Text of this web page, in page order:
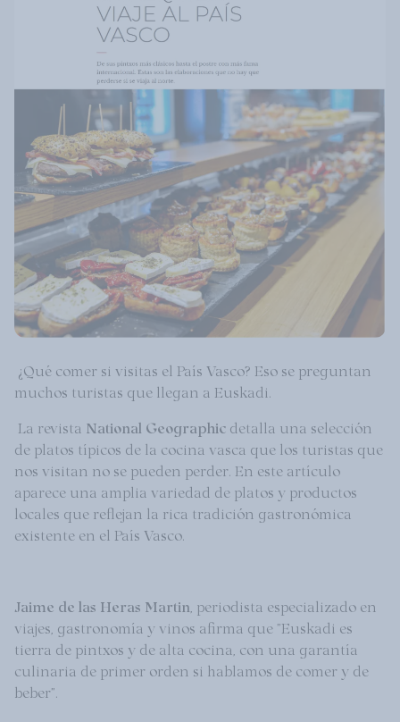
¿Qué comer si visitas el País Vasco? Eso se preguntan
muchos turistas que llegan a Euskadi.
La revista National Geographic detalla una selección
de platos típicos de la cocina vasca que los turistas que
nos visitan no se pueden perder. En este artículo
aparece una amplia variedad de platos y productos
locales que reflejan la rica tradición gastronómica
existente en el País Vasco.
Jaime de las Heras Martin , periodista especializado en
viajes, gastronomía y vinos afirma que "Euskadi es
tierra de pintxos y de alta cocina, con una garantía
culinaria de primer orden si hablamos de comer y de
beber".